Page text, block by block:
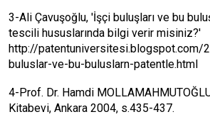
3-Ali Çavuşoğlu, 'İşçi buluşları ve bu
tescili hususlarında bilgi verir misiniz?'
http://
buluslar-ve-bu-buluslarn-patentle.html
4-Prof. Dr. Hamdi
Kitabevi, Ankara 2004, s.435-437.